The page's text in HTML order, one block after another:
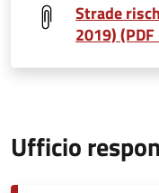
Strade
2019)
Ufficio